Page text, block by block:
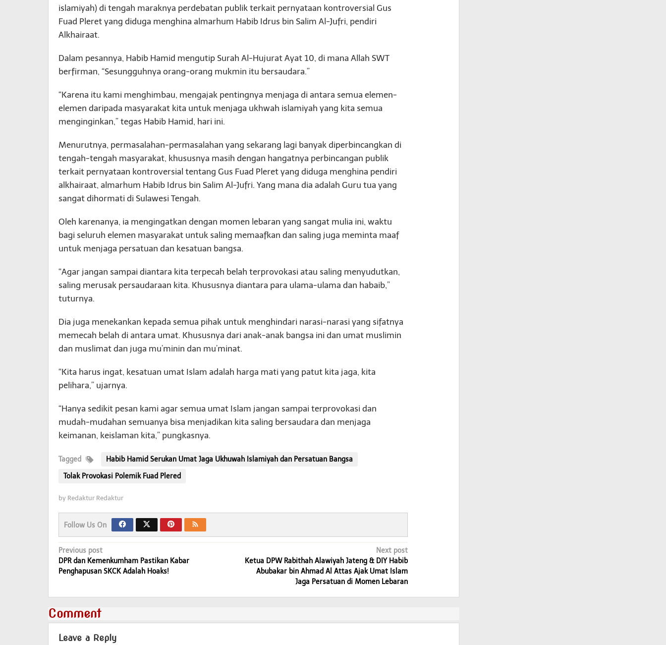
islamiyah) di tengah maraknya perdebatan publik terkait pernyataan kontroversial Gus
Fuad Pleret yang diduga menghina almarhum Habib Idrus bin Salim Al-Jufri, pendiri
Alkhairaat.
Dalam pesannya, Habib Hamid mengutip Surah Al-Hujurat Ayat 10, di mana Allah SWT
berfirman, “Sesungguhnya orang-orang mukmin itu bersaudara.”
“Karena itu kami menghimbau, mengajak pentingnya menjaga di antara semua elemen-
elemen daripada masyarakat kita untuk menjaga ukhwah islamiyah yang kita semua
menginginkan,” tegas Habib Hamid, hari ini.
Menurutnya, permasalahan-permasalahan yang sekarang lagi banyak diperbincangkan di
tengah-tengah masyarakat, khususnya masih dengan hangatnya perbincangan publik
terkait pernyataan kontroversial tentang Gus Fuad Pleret yang diduga menghina pendiri
alkhairaat, almarhum Habib Idrus bin Salim Al-Jufri. Yang mana dia adalah Guru tua yang
sangat dihormati di Sulawesi Tengah.
Oleh karenanya, ia mengingatkan dengan momen lebaran yang sangat mulia ini, waktu
bagi seluruh elemen masyarakat untuk saling memaafkan dan saling juga meminta maaf
untuk menjaga persatuan dan kesatuan bangsa.
“Agar jangan sampai diantara kita terpecah belah terprovokasi atau saling menyudutkan,
saling merusak persaudaraan kita. Khususnya diantara para ulama-ulama dan habaib,”
tuturnya.
Dia juga menekankan kepada semua pihak untuk menghindari narasi-narasi yang sifatnya
memecah belah di antara umat. Khususnya dari anak-anak bangsa ini dan umat muslimin
dan muslimat dan juga mu’minin dan mu’minat.
“Kita harus ingat, kesatuan umat Islam adalah harga mati yang patut kita jaga, kita
pelihara,” ujarnya.
“Hanya sedikit pesan kami agar semua umat Islam jangan sampai terprovokasi dan
mudah-mudahan semuanya bisa menjadikan kita saling bersaudara dan menjaga
keimanan, keislaman kita,” pungkasnya.
Tagged
Habib Hamid Serukan Umat Jaga Ukhuwah Islamiyah dan Persatuan Bangsa
Tolak Provokasi Polemik Fuad Plered
by Redaktur Redaktur
Follow Us On
Post
navigation
Previous post
DPR dan Kemenkumham Pastikan Kabar
Penghapusan SKCK Adalah Hoaks!
Next post
Ketua DPW Rabithah Alawiyah Jateng & DIY Habib
Abubakar bin Ahmad Al Attas Ajak Umat Islam
Jaga Persatuan di Momen Lebaran
Comment
Leave a Reply